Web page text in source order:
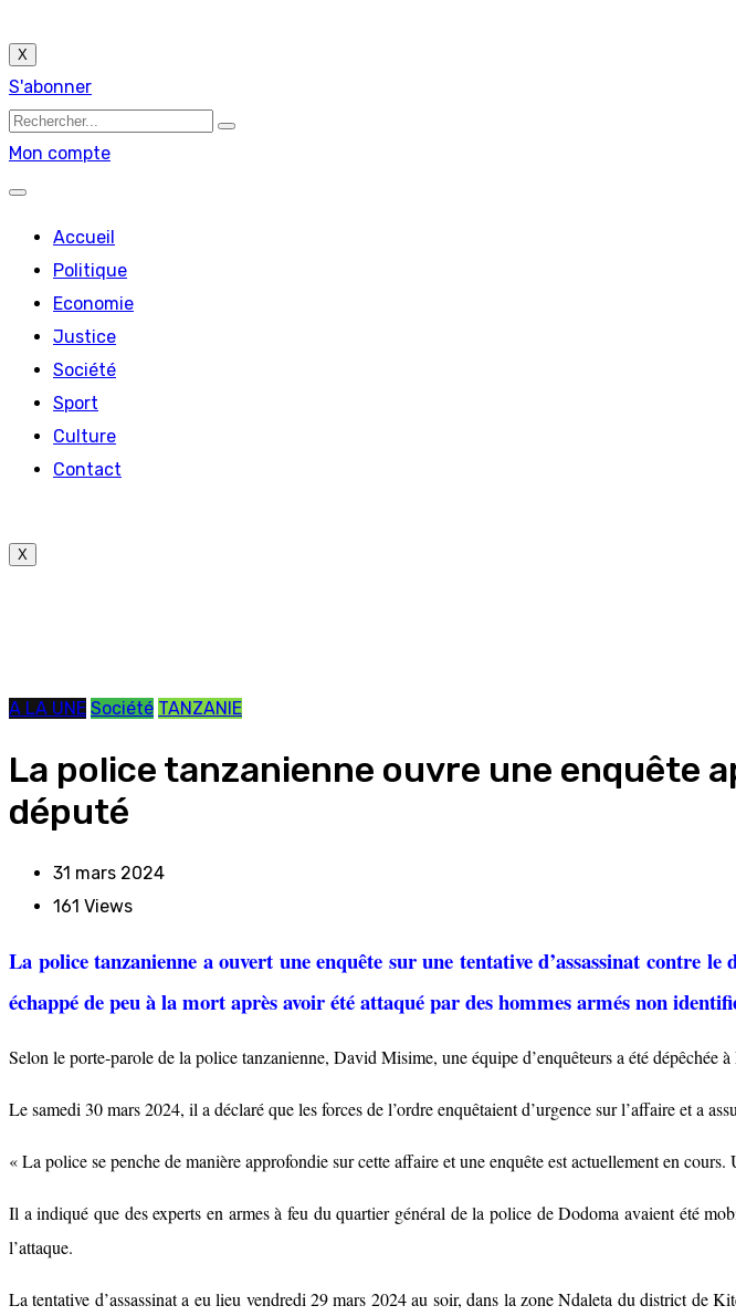
X
S'abonner
Mon compte
Accueil
Politique
Economie
Justice
Société
Sport
Culture
Contact
X
A LA UNE Société TANZANIE
La police tanzanienne ouvre une enquête
député
31 mars 2024
161 Views
La police tanzanienne a ouvert une enquête sur une tentative d’assassinat contre
échappé de peu à la mort après avoir été attaqué par des hommes armés non
Selon le porte-parole de la police tanzanienne, David Misime, une équipe d’enquêteurs a été dépêchée
Le samedi 30 mars 2024, il a déclaré que les forces de l’ordre enquêtaient d’urgence sur l’affaire et a
« La police se penche de manière approfondie sur cette affaire et une enquête est actuellement en
Il a indiqué que des experts en armes à feu du quartier général de la police de Dodoma avaient été
l’attaque.
La tentative d’assassinat a eu lieu vendredi 29 mars 2024 au soir, dans la zone Ndaleta du district